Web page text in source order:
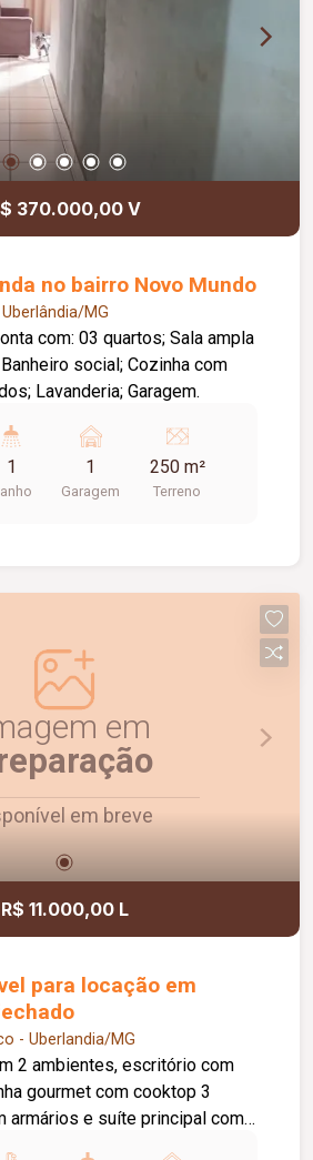
370.000,00 V
no bairro Novo Mundo
MG
social; Cozinha com
Lavanderia; Garagem.
1 1
Garagem
250 m²
Terreno
em
em breve
R$ 11.000,00 L
para locação em
- Uberlandia/MG
2 ambientes, escritório com
gourmet com cooktop 3
armários e suíte principal com